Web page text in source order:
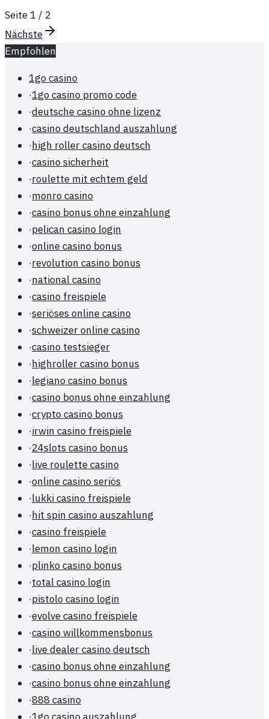
Seite1 / 2
Nächste
Empfohlen
1go casino
·1go casino promo code
·deutsche casino ohne lizenz
·casino deutschland auszahlung
·high roller casino deutsch
·casino sicherheit
·roulette mit echtem geld
·monro casino
·casino bonus ohne einzahlung
·pelican casino login
·online casino bonus
·revolution casino bonus
·national casino
·casino freispiele
·seriöses online casino
·schweizer online casino
·casino testsieger
·highroller casino bonus
·legiano casino bonus
·casino bonus ohne einzahlung
·crypto casino bonus
·irwin casino freispiele
·24slots casino bonus
·live roulette casino
·online casino seriös
·lukki casino freispiele
·hit spin casino auszahlung
·casino freispiele
·lemon casino login
·plinko casino bonus
·total casino login
·pistolo casino login
·evolve casino freispiele
·casino willkommensbonus
·live dealer casino deutsch
·casino bonus ohne einzahlung
·casino bonus ohne einzahlung
·888 casino